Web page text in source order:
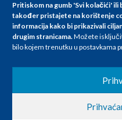
Pritiskom na gumb 'Svi kolačići'
također pristajete na korištenje
informacija kako bi prikazivali
drugim stranicama.Možete
bilo kojem trenutku u postavkama
Za artikle kojih trenutno nema u
info@megabajt.hr. Sve cijene
promjenama, a
iskazane su za avansno
se razlikovati od cijena u našim
i točniji opis i sliku. Unatoč
nastale u opisu proizvoda,